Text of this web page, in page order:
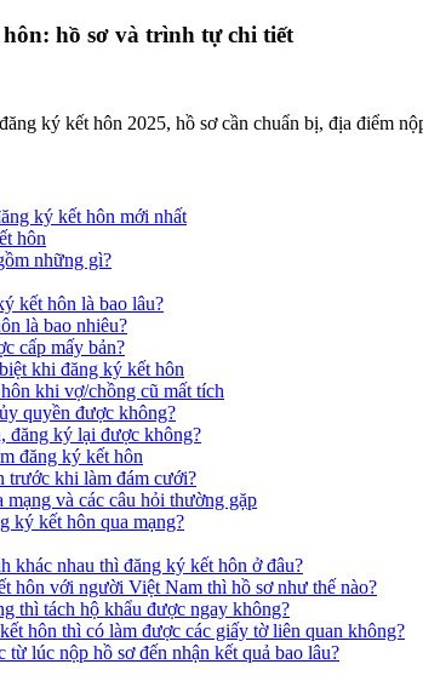
hồ sơ và trình tự chi tiết
ký kết hôn 2025, hồ sơ cần chuẩn bị, địa điểm
ký kết hôn mới nhất
hôn
những gì?
kết hôn là bao lâu?
là bao nhiêu?
cấp mấy bản?
khi đăng ký kết hôn
khi vợ/chồng cũ mất tích
quyền được không?
đăng ký lại được không?
đăng ký kết hôn
trước khi làm đám cưới?
và các câu hỏi thường gặp
ký kết hôn qua mạng?
khác nhau thì đăng ký kết hôn ở đâu?
hôn với người Việt Nam thì hồ sơ như thế nào?
thì tách hộ khẩu được ngay không?
hôn thì có làm được các giấy tờ liên quan không?
từ lúc nộp hồ sơ đến nhận kết quả bao lâu?